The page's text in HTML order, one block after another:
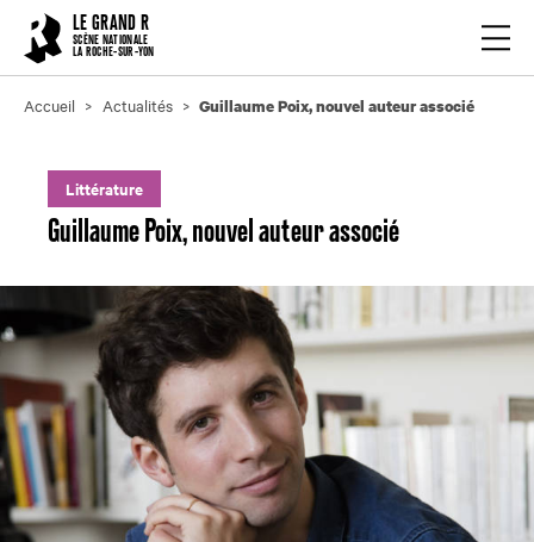
LE GRAND R
SCÈNE NATIONALE
LA ROCHE-SUR-YON
Accueil Actualités Guillaume Poix, nouvel auteur associé
Littérature
Guillaume Poix, nouvel auteur associé
Cookies management panel